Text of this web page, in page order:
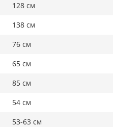
128 см
138 см
76 см
65 см
85 см
54 см
53-63 см